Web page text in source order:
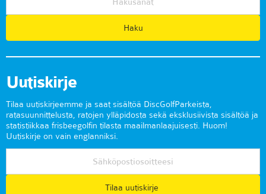
Uutiskirje
Tilaa uutiskirjeemme ja saat sisältöä DiscGolfParkeista,
ratasuunnittelusta, ratojen ylläpidosta sekä eksklusiivista sisältöä ja
statistiikkaa frisbeegolfin tilasta maailmanlaajuisesti. Huom!
Uutiskirje on vain englanniksi.
Tilaa uutiskirje